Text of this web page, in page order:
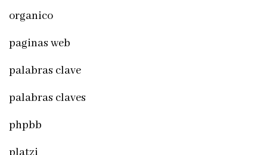
organico
paginas web
palabras clave
palabras claves
phpbb